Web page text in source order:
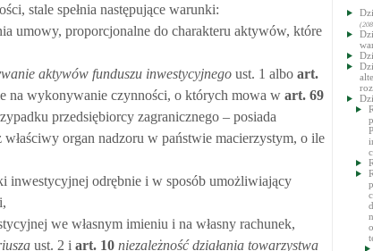
stale spełnia następujące warunki:
umowy, proporcjonalne do charakteru aktywów, które
aktywów funduszu inwestycyjnego ust. 1 albo art.
na wykonywanie czynności, o których mowa w art. 69
przedsiębiorcy zagranicznego – posiada
organ nadzoru w państwie macierzystym, o ile
inwestycyjnej odrębnie i w sposób umożliwiający
we własnym imieniu i na własny rachunek,
ust. 2 i art. 10 niezależność działania towarzystwa